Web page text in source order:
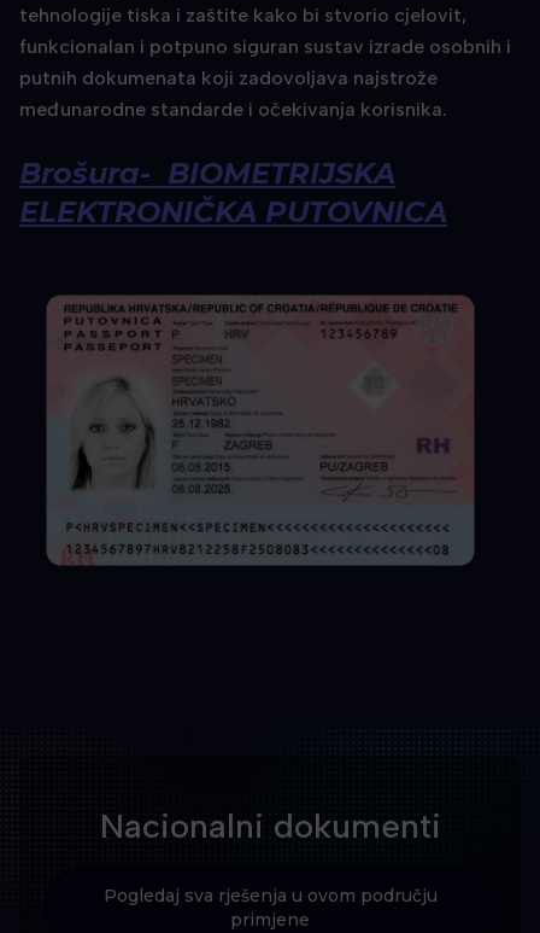
tehnologije tiska i zaštite kako bi stvorio cjelovit,
funkcionalan i potpuno siguran sustav izrade osobnih i
putnih dokumenata koji zadovoljava najstrože
međunarodne standarde i očekivanja korisnika.
Brošura- BIOMETRIJSKA
ELEKTRONIČKA PUTOVNICA
Nacionalni dokumenti
Pogledaj sva rješenja u ovom području
primjene